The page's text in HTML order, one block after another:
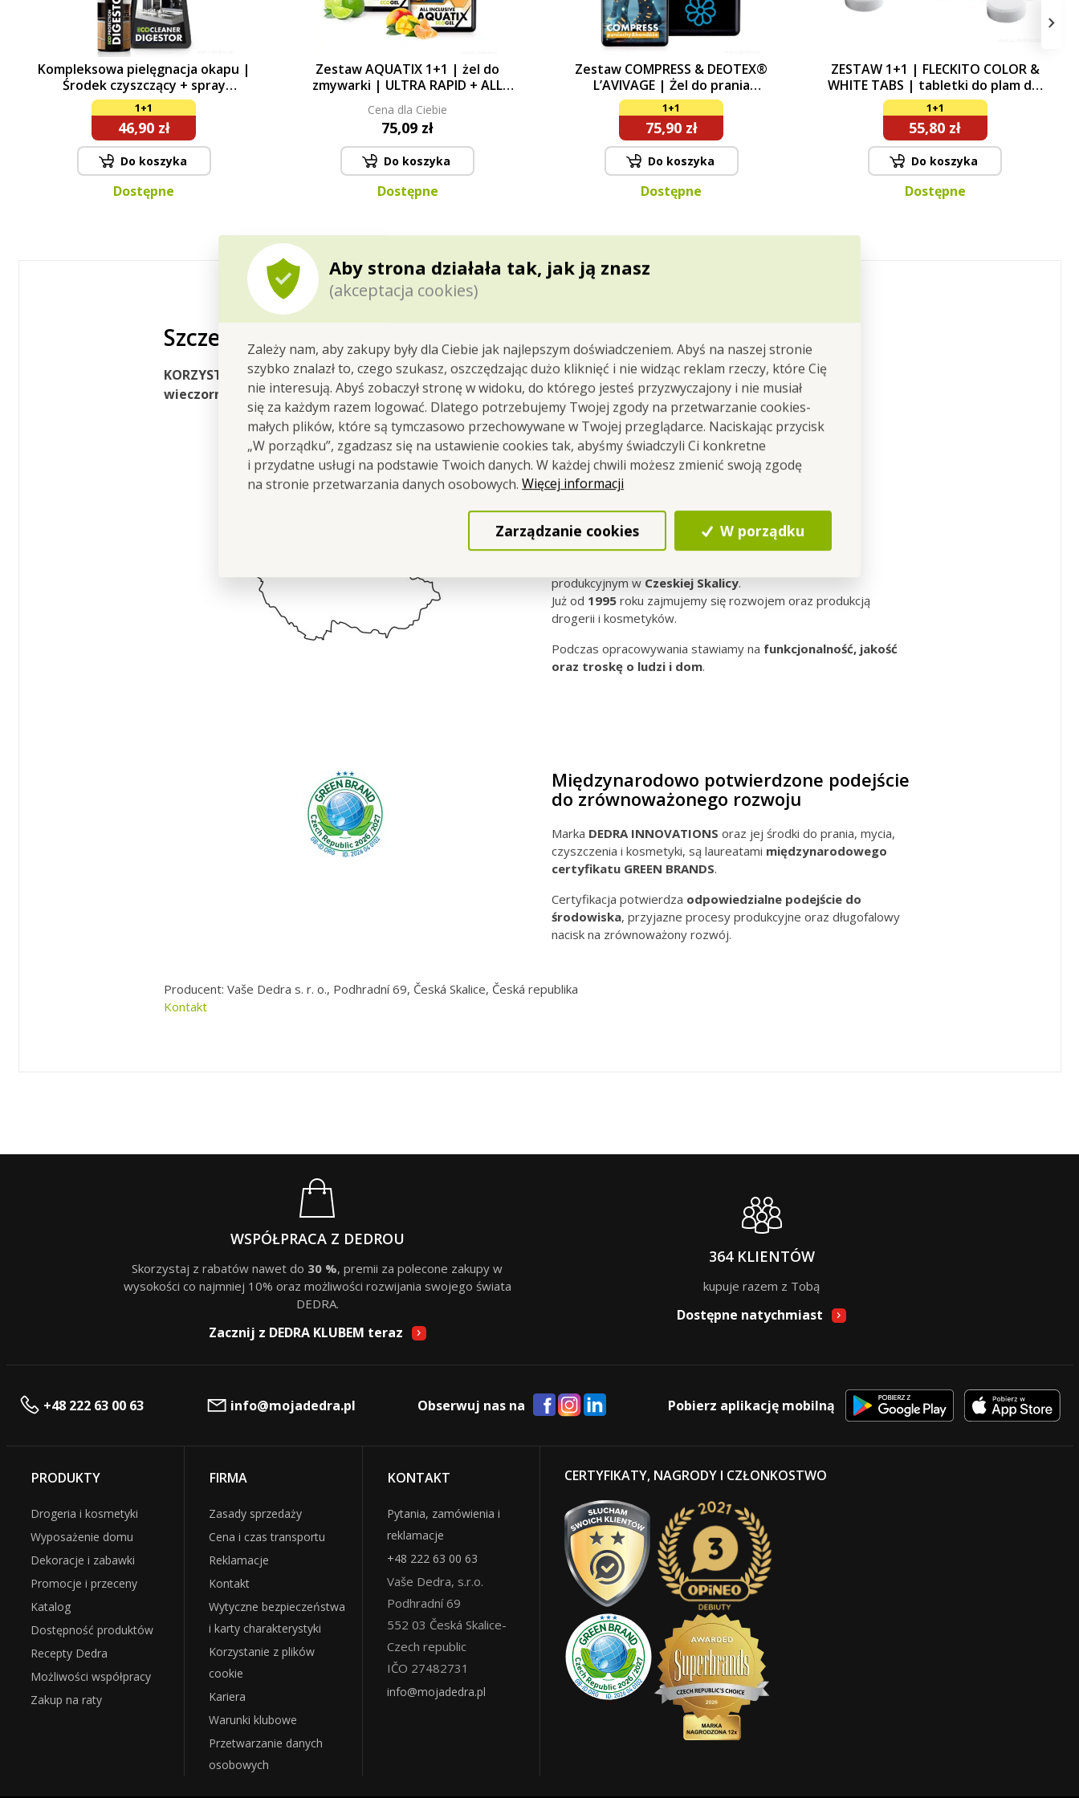
Aby strona działała tak, jak ją znasz
(akceptacja cookies)
Zależy nam, aby zakupy były dla Ciebie jak najlepszym doświadczeniem. Abyś na naszej stronie
szybko znalazł to, czego szukasz, oszczędzając dużo kliknięć i nie widząc reklam rzeczy, które Cię
nie interesują. Abyś zobaczył stronę w widoku, do którego jesteś przyzwyczajony i nie musiał
się za każdym razem logować. Dlatego potrzebujemy Twojej zgody na przetwarzanie cookies-
małych plików, które są tymczasowo przechowywane w Twojej przeglądarce. Naciskając przycisk
„W porządku”, zgadzasz się na ustawienie cookies tak, abyśmy świadczyli Ci konkretne
i przydatne usługi na podstawie Twoich danych. W każdej chwili możesz zmienić swoją zgodę
na stronie przetwarzania danych osobowych.Więcej informacji
Zarządzanie cookies W porządku
Kompleksowa pielęgnacja okapu |
Środek czyszczący + spray
impregnujący | 500 ml + 200 ml
1+1
46,90 zł
Do koszyka
Dostępne
Zestaw AQUATIX 1+1 | żel do
zmywarki | ULTRA RAPID + ALL
INCLUSIVE | 115 myć
Cena dla Ciebie
75,09 zł
Do koszyka
Dostępne
Zestaw COMPRESS & DEOTEX®
L’AVIVAGE | Żel do prania
pończoch kompresyjnych, bandaży
& ortez + probiotyczny płyn do
płukania tkanin | 500 ml + 1000 ml
1+1
75,90 zł
Do koszyka
Dostępne
ZESTAW 1+1 | FLECKITO COLOR &
WHITE TABS | tabletki do plam dla
białego i kolorowego prania | 24
tabletki
1+1
55,80 zł
Do koszyka
Dostępne
›
Szczegółowy opis
KORZYSTNY ZESTAW 1+1,NOWYEKOSKŁAD! Rozwiąże problemzkomaramioraz muszkami podczas letnich
wieczornych jazd!
Opracowujemy i produkujemy w
Czechach
produkcyjnym w Czeskiej Skalicy.
Już od 1995 roku zajmujemy się rozwojem oraz produkcją
drogerii i kosmetyków.
Podczas opracowywania stawiamy na funkcjonalność, jakość
oraz troskę o ludzi i dom.
Międzynarodowo potwierdzone podejście
do zrównoważonego rozwoju
Marka DEDRA INNOVATIONS oraz jej środki do prania, mycia,
czyszczenia i kosmetyki, są laureatami międzynarodowego
certyfikatu GREEN BRANDS.
Certyfikacja potwierdza odpowiedzialne podejście do
środowiska, przyjazne procesy produkcyjne oraz długofalowy
nacisk na zrównoważony rozwój.
Producent: Vaše Dedra s. r. o., Podhradní 69, Česká Skalice, Česká republika
Kontakt
WSPÓŁPRACA Z DEDROU
Skorzystaj z rabatów nawet do 30 %, premii za polecone zakupy w
wysokości co najmniej 10% oraz możliwości rozwijania swojego świata
DEDRA.
Zacznij z DEDRA KLUBEM teraz
364 KLIENTÓW
kupuje razem z Tobą
Dostępne natychmiast
+48 222 63 00 63 info@mojadedra.pl Obserwuj nas na Pobierz aplikację mobilną
PRODUKTY
Drogeria i kosmetyki
Wyposażenie domu
Dekoracje i zabawki
Promocje i przeceny
Katalog
Dostępność produktów
Recepty Dedra
Możliwości współpracy
Zakup na raty
FIRMA
Zasady sprzedaży
Cena i czas transportu
Reklamacje
Kontakt
Wytyczne bezpieczeństwa
i karty charakterystyki
Korzystanie z plików
cookie
Kariera
Warunki klubowe
Przetwarzanie danych
osobowych
KONTAKT
Pytania, zamówienia i
reklamacje
+48 222 63 00 63
Vaše Dedra, s.r.o.
Podhradní 69
552 03 Česká Skalice-
Czech republic
IČO 27482731
info@mojadedra.pl
CERTYFIKATY, NAGRODY I CZŁONKOSTWO